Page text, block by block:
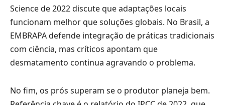
Science de 2022 discute que adaptações locais
funcionam melhor que soluções globais. No Brasil, a
EMBRAPA defende integração de práticas tradicionais
com ciência, mas críticos apontam que
desmatamento continua agravando o problema.
No fim, os prós superam se o produtor planeja bem.